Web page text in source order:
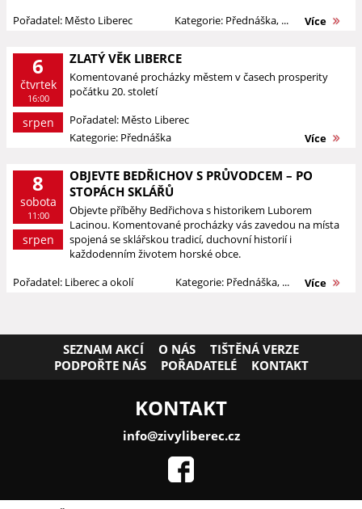
Pořadatel: Město Liberec
Kategorie: Přednáška, ... Více
6
čtvrtek
16:00
srpen
ZLATÝ VĚK LIBERCE
Komentované procházky městem v časech prosperity
počátku 20. století
Pořadatel: Město Liberec
Kategorie: Přednáška
Více
8
sobota
11:00
srpen
OBJEVTE BEDŘICHOV S PRŮVODCEM – PO
STOPÁCH SKLÁŘŮ
Objevte příběhy Bedřichova s historikem Luborem
Lacinou. Komentované procházky vás zavedou na místa
spojená se sklářskou tradicí, duchovní historií i
každodenním životem horské obce.
Pořadatel: Liberec a okolí
Kategorie: Přednáška, ... Více
SEZNAM AKCÍ O NÁS
TIŠTĚNÁ VERZE
PODPOŘTE NÁS
POŘADATELÉ KONTAKT
KONTAKT
info@zivyliberec.cz